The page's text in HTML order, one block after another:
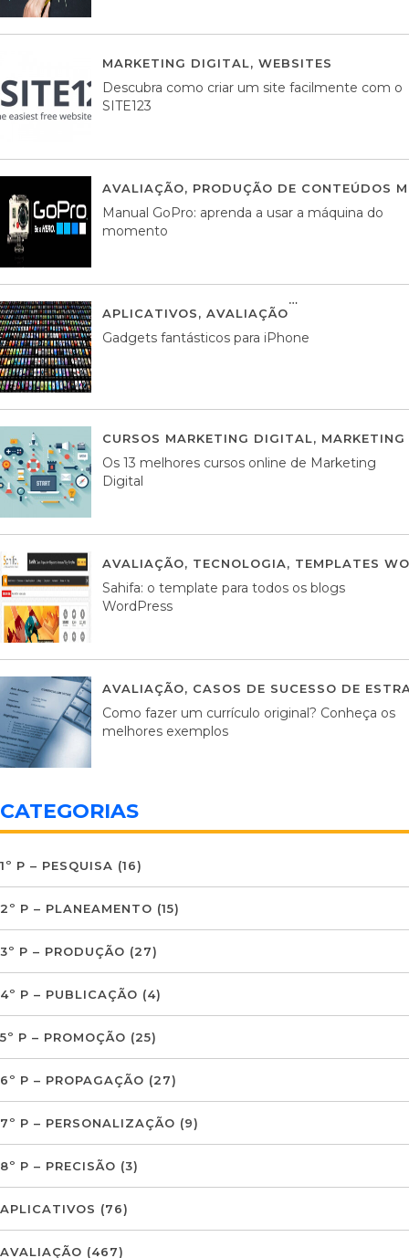
MARKETING DIGITAL, WEBSITES
Descubra como criar um site facilmente com o
SITE123
AVALIAÇÃO, PRODUÇÃO DE CONTEÚDOS
Manual GoPro: aprenda a usar a máquina do
momento
APLICATIVOS, AVALIAÇÃO
Gadgets fantásticos para iPhone
CURSOS MARKETING DIGITAL,
Os 13 melhores cursos online de Marketing
Digital
AVALIAÇÃO, TECNOLOGIA, TEMPLATES
Sahifa: o template para todos os blogs
WordPress
AVALIAÇÃO, CASOS DE SUCESSO DE
Como fazer um currículo original? Conheça os
melhores exemplos
CATEGORIAS
1º P – PESQUISA (16)
2º P – PLANEAMENTO (15)
3º P – PRODUÇÃO (27)
4º P – PUBLICAÇÃO (4)
5º P – PROMOÇÃO (25)
6º P – PROPAGAÇÃO (27)
7º P – PERSONALIZAÇÃO (9)
8º P – PRECISÃO (3)
APLICATIVOS (76)
AVALIAÇÃO (467)